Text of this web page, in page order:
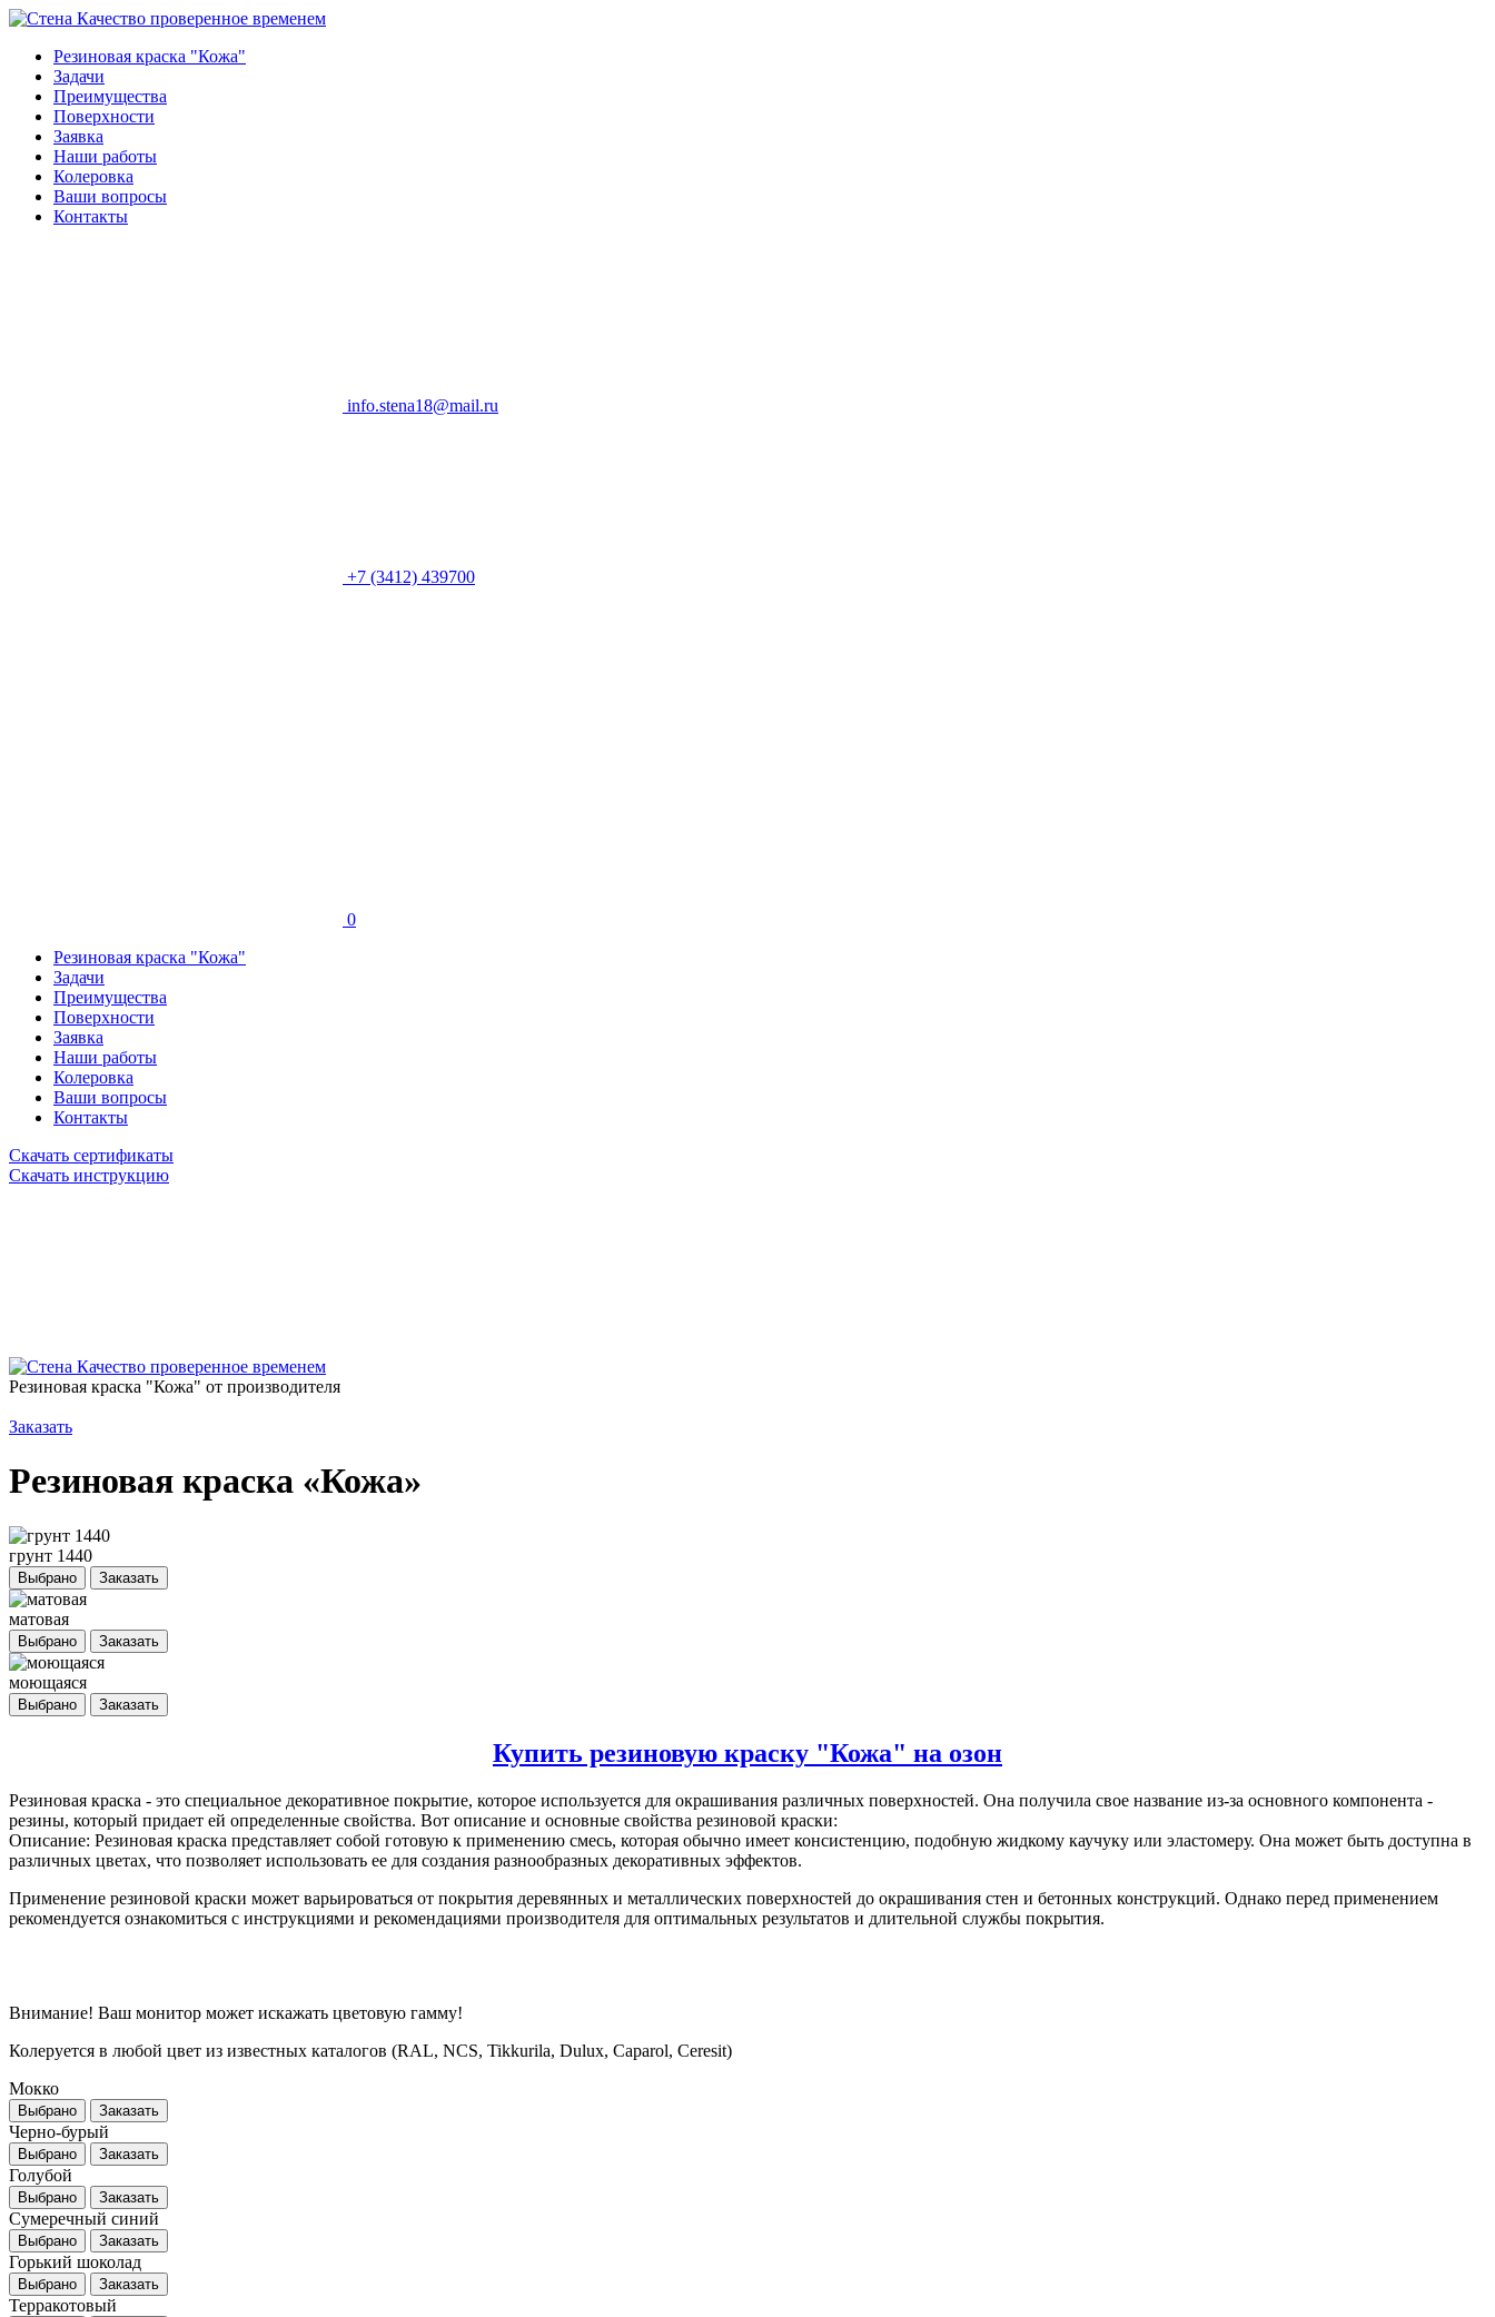
Качество проверенное временем
Резиновая краска "Кожа"
Задачи
Преимущества
Поверхности
Заявка
Наши работы
Колеровка
Ваши вопросы
Контакты
info.stena18@mail.ru
+7 (3412) 439700
0
Резиновая краска "Кожа"
Задачи
Преимущества
Поверхности
Заявка
Наши работы
Колеровка
Ваши вопросы
Контакты
Скачать сертификаты
Скачать инструкцию
Качество проверенное временем
Резиновая краска "Кожа" от производителя
Заказать
Резиновая краска «Кожа»
грунт 1440
Выбрано Заказать
матовая
Выбрано Заказать
моющаяся
Выбрано Заказать
Купить резиновую краску "Кожа" на озон
Резиновая краска - это специальное декоративное покрытие, которое используется для окрашивания различных поверхностей. Она получила свое название из-за основного компонента -
резины, который придает ей определенные свойства. Вот описание и основные свойства резиновой краски:
Описание: Резиновая краска представляет собой готовую к применению смесь, которая обычно имеет консистенцию, подобную жидкому каучуку или эластомеру. Она может быть доступна в
различных цветах, что позволяет использовать ее для создания разнообразных декоративных эффектов.
Применение резиновой краски может варьироваться от покрытия деревянных и металлических поверхностей до окрашивания стен и бетонных конструкций. Однако перед применением
рекомендуется ознакомиться с инструкциями и рекомендациями производителя для оптимальных результатов и длительной службы покрытия.
Внимание! Ваш монитор может искажать цветовую гамму!
Колеруется в любой цвет из известных каталогов (RAL, NCS, Tikkurila, Dulux, Caparol, Ceresit)
Мокко
Выбрано Заказать
Черно-бурый
Выбрано Заказать
Голубой
Выбрано Заказать
Сумеречный синий
Выбрано Заказать
Горький шоколад
Выбрано Заказать
Терракотовый